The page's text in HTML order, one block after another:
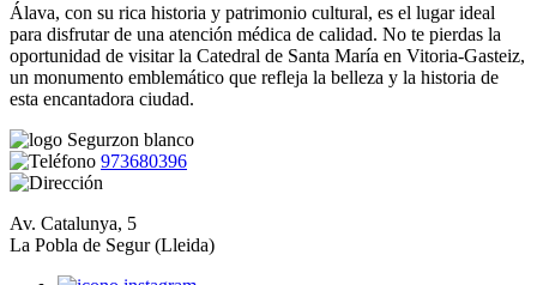
Álava, con su rica historia y patrimonio cultural, es el lugar ideal
para disfrutar de una atención médica de calidad. No te pierdas la
oportunidad de visitar la Catedral de Santa María en Vitoria-Gasteiz,
un monumento emblemático que refleja la belleza y la historia de
esta encantadora ciudad.
973680396
Av. Catalunya, 5
La Pobla de Segur (Lleida)